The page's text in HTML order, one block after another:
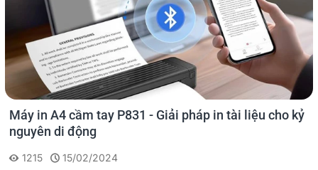
Máy in A4 cầm tay P831 - Giải pháp in tài liệu cho kỷ
nguyên di động
1215
15/02/2024